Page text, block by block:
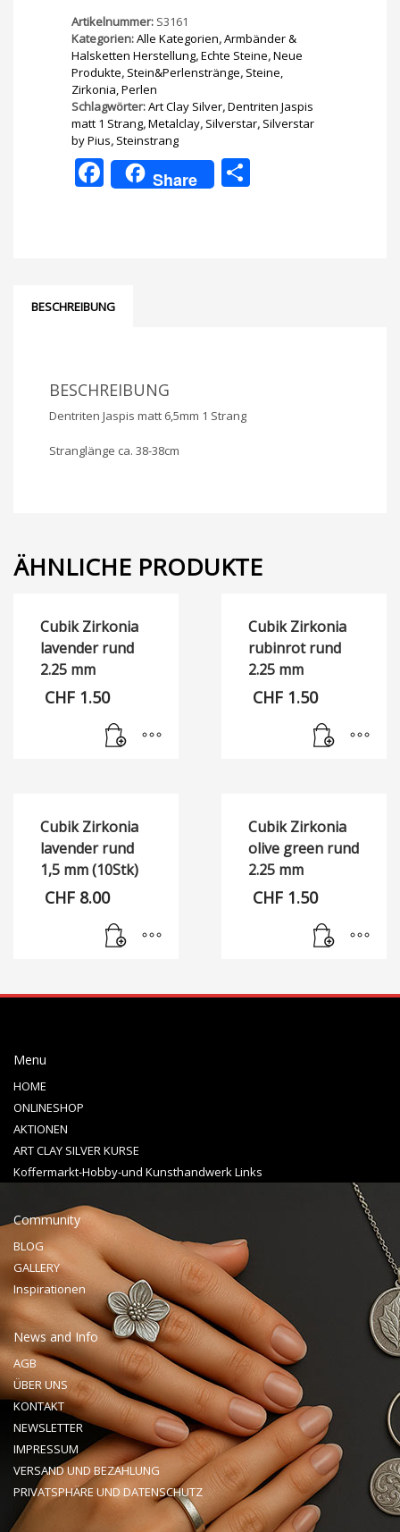
1
Strang
Menge
Artikelnummer: S3161
Kategorien:Alle Kategorien,Armbänder &
Halsketten Herstellung,Echte Steine,Neue
Produkte, Stein&Perlenstränge, Steine,
Zirkonia, Perlen
Schlagwörter:Art Clay Silver,Dentriten Jaspis
matt 1 Strang,Metalclay, Silverstar, Silverstar
by Pius, Steinstrang
Facebook
Share
BESCHREIBUNG
BESCHREIBUNG
Dentriten Jaspis matt 6,5mm 1 Strang
Stranglänge ca. 38-38cm
ÄHNLICHE PRODUKTE
Cubik Zirkonia
lavender rund
2.25 mm
CHF 1.50
Cubik Zirkonia
rubinrot rund
2.25 mm
CHF1.50
Cubik Zirkonia
lavender rund
1,5 mm (10Stk)
CHF 8.00
Cubik Zirkonia
olive green rund
2.25 mm
CHF1.50
Menu
HOME
ONLINESHOP
AKTIONEN
ART CLAY SILVER KURSE
Koffermarkt-Hobby-und Kunsthandwerk Links
Community
BLOG
GALLERY
Inspirationen
News and Info
AGB
ÜBER UNS
KONTAKT
NEWSLETTER
IMPRESSUM
VERSAND UND BEZAHLUNG
PRIVATSPHÄRE UND DATENSCHUTZ